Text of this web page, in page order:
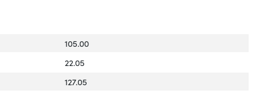
105.00
22.05
127.05